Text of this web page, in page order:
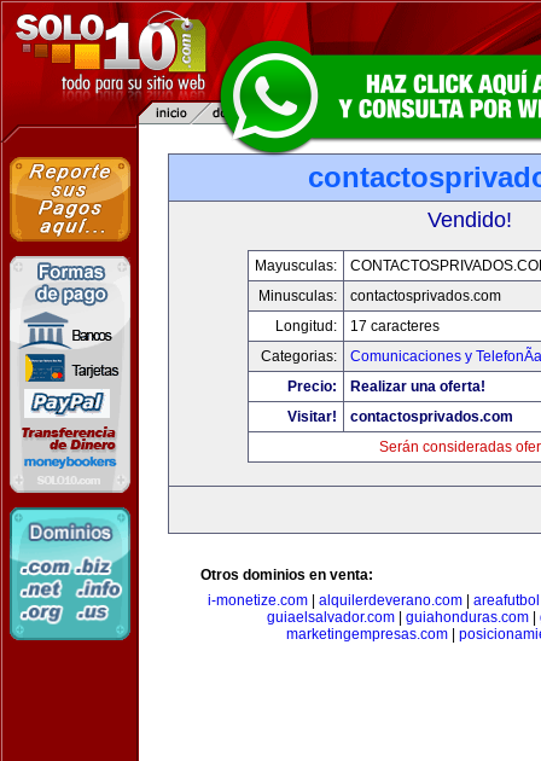
Vendido!
Mayusculas:
Minusculas:
contactosprivados.com
Longitud:
17 caracteres
Categorias:
Comunicaciones y TelefonÃ­a
Precio:
Realizar una oferta!
Visitar!
contactosprivados.com
Serán consideradas
Otros dominios en venta:
i-monetize.com
alquilerdeverano.com
guiaelsalvador.com| guiahonduras.com|
marketingempresas.com